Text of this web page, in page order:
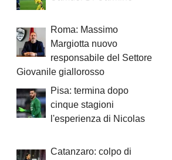
Roma: Massimo
Margiotta nuovo
responsabile del Settore
Giovanile giallorosso
Pisa: termina dopo
cinque stagioni
l'esperienza di Nicolas
Catanzaro: colpo di